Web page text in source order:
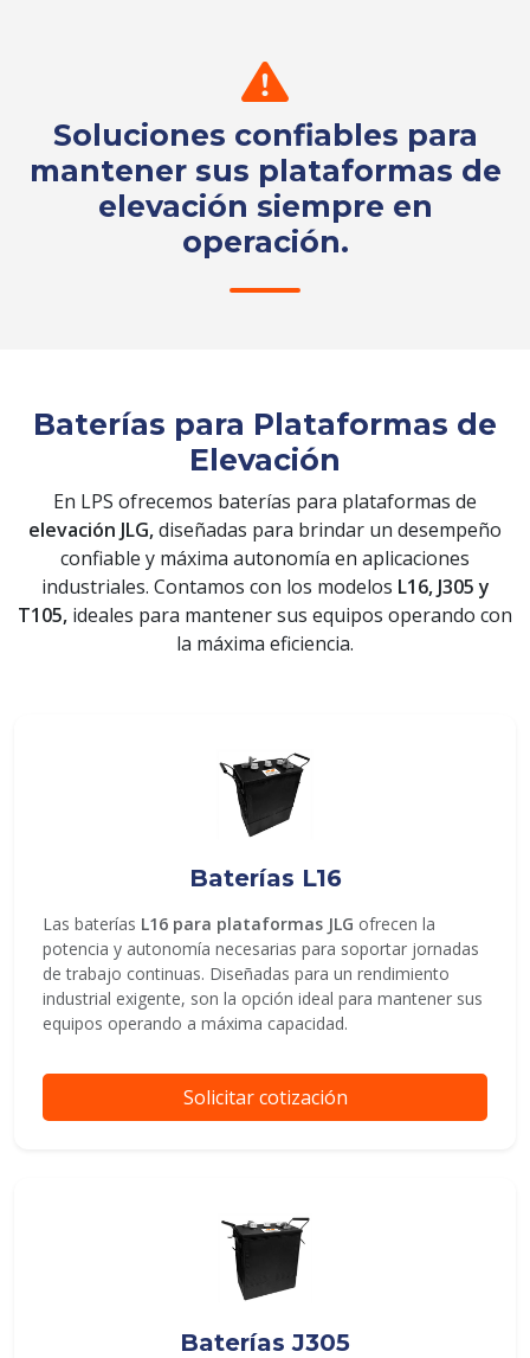
ENVIAR
Soluciones confiables para
mantener sus plataformas de
elevación siempre en
operación.
Baterías para Plataformas de
Elevación
En LPS ofrecemos baterías para plataformas de
elevación JLG,diseñadas para brindar un desempeño
confiable y máxima autonomía en aplicaciones
industriales. Contamos con los modelos L16, J305 y
T105, ideales para mantener sus equipos operando con
la máxima eficiencia.
Baterías L16
Las baterías L16 para plataformas JLG ofrecen la
potencia y autonomía necesarias para soportar jornadas
de trabajo continuas. Diseñadas para un rendimiento
industrial exigente, son la opción ideal para mantener sus
equipos operando a máxima capacidad.
Solicitar cotización
Baterías J305